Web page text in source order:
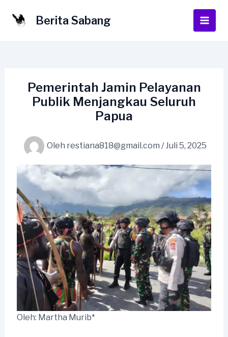
Berita Sabang
Main
Pemerintah Jamin Pelayanan
Publik Menjangkau Seluruh
Papua
Oleh restiana818@gmail.com /Juli 5, 2025
Oleh: Martha Murib*